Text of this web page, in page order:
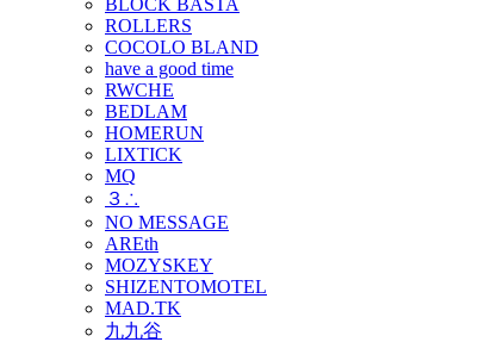
ROLLERS
COCOLO BLAND
have a good time
RWCHE
BEDLAM
HOMERUN
LIXTICK
MQ
３∴
NO MESSAGE
AREth
MOZYSKEY
SHIZENTOMOTEL
MAD.TK
九九谷